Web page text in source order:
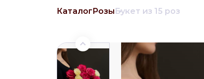
КаталогРозыБукет из 15 роз